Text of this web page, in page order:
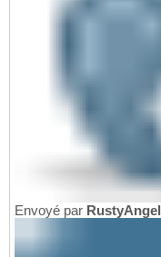
Envoyé par RustyAngel